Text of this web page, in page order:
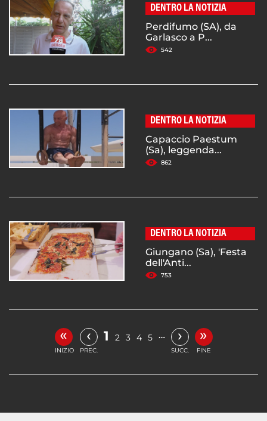
DENTRO LA NOTIZIA
Perdifumo (SA), da
Garlasco a P...
542
DENTRO LA NOTIZIA
Capaccio Paestum
(Sa), leggenda...
862
DENTRO LA NOTIZIA
Giungano (Sa), 'Festa
dell'Anti...
753
«
INIZIO
‹
PREC.
1 2 3 4 5 … ›
SUCC.
»
FINE